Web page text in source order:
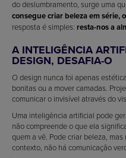
do deslumbramento, surge uma
consegue criar beleza em série,
resposta é simples: resta-nos a
A INTELIGÊNCIA
DESIGN, DESAFIA-O
O design nunca foi apenas
bonitas ou a mover camadas.
comunicar o invisível através do
Uma inteligência artificial pode
não compreende o que ela
quem a vê. Pode criar beleza,
contexto, não há comunicação